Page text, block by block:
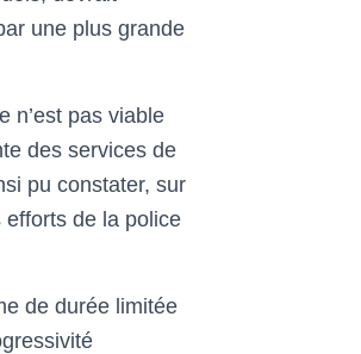
une plus grande
n’est pas viable
des services de
pu constater, sur
efforts de la police
de durée limitée